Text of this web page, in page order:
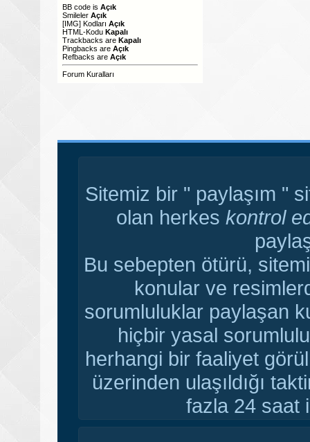
BB code is Açık
Smileler Açık
[IMG] Kodları Açık
HTML-Kodu Kapalı
Trackbacks are Kapalı
Pingbacks are Açık
Refbacks are Açık
Forum Kuralları
Sitemiz bir " paylaşım "
olan herkes kontrol
Bu sebepten ötürü,
konular ve
sorumluluklar paylaşan
hiçbir yasal
herhangi bir faaliyet
üzerinden ulaşıldığı
fazla 24 saat